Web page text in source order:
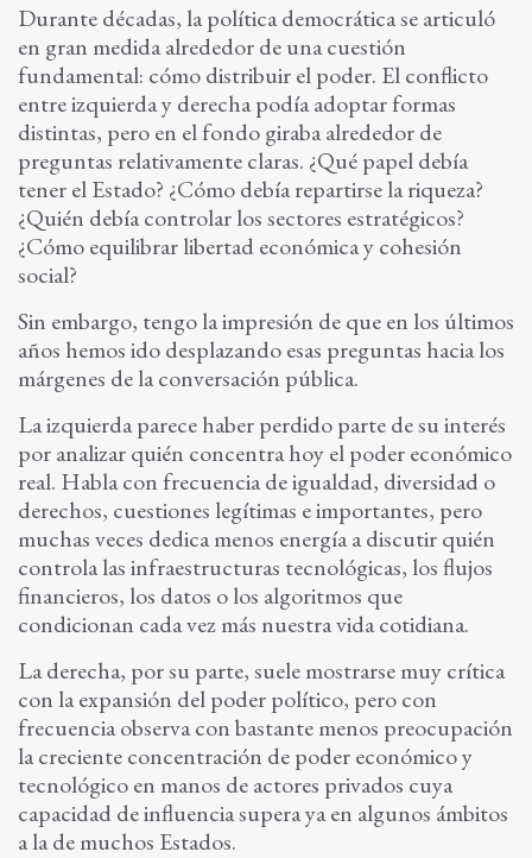
Durante décadas, la política democrática se articuló
en gran medida alrededor de una cuestión
fundamental: cómo distribuir el poder. El conflicto
entre izquierda y derecha podía adoptar formas
distintas, pero en el fondo giraba alrededor de
preguntas relativamente claras. ¿Qué papel debía
tener el Estado? ¿Cómo debía repartirse la riqueza?
¿Quién debía controlar los sectores estratégicos?
¿Cómo equilibrar libertad económica y cohesión
social?
Sin embargo, tengo la impresión de que en los últimos
años hemos ido desplazando esas preguntas hacia los
márgenes de la conversación pública.
La izquierda parece haber perdido parte de su interés
por analizar quién concentra hoy el poder económico
real. Habla con frecuencia de igualdad, diversidad o
derechos, cuestiones legítimas e importantes, pero
muchas veces dedica menos energía a discutir quién
controla las infraestructuras tecnológicas, los flujos
financieros, los datos o los algoritmos que
condicionan cada vez más nuestra vida cotidiana.
La derecha, por su parte, suele mostrarse muy crítica
con la expansión del poder político, pero con
frecuencia observa con bastante menos preocupación
la creciente concentración de poder económico y
tecnológico en manos de actores privados cuya
capacidad de influencia supera ya en algunos ámbitos
a la de muchos Estados.